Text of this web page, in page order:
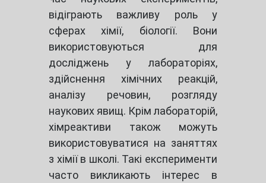
відіграють важливу роль у
сферах хімії, біології. Вони
використовуються для
досліджень у лабораторіях,
здійснення хімічних реакцій,
аналізу речовин, розгляду
наукових явищ. Крім лабораторій,
хімреактиви також можуть
використовуватися на заняттях
з хімії в школі. Такі експерименти
часто викликають інтерес в